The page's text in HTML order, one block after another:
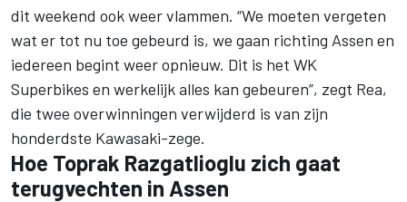
dit weekend ook weer vlammen. “We moeten vergeten
wat er tot nu toe gebeurd is, we gaan richting Assen en
iedereen begint weer opnieuw. Dit is het WK
Superbikes en werkelijk alles kan gebeuren”, zegt Rea,
die twee overwinningen verwijderd is van zijn
honderdste Kawasaki-zege.
Hoe Toprak Razgatlioglu zich gaat
terugvechten in Assen